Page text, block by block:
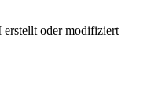
oder modifiziert